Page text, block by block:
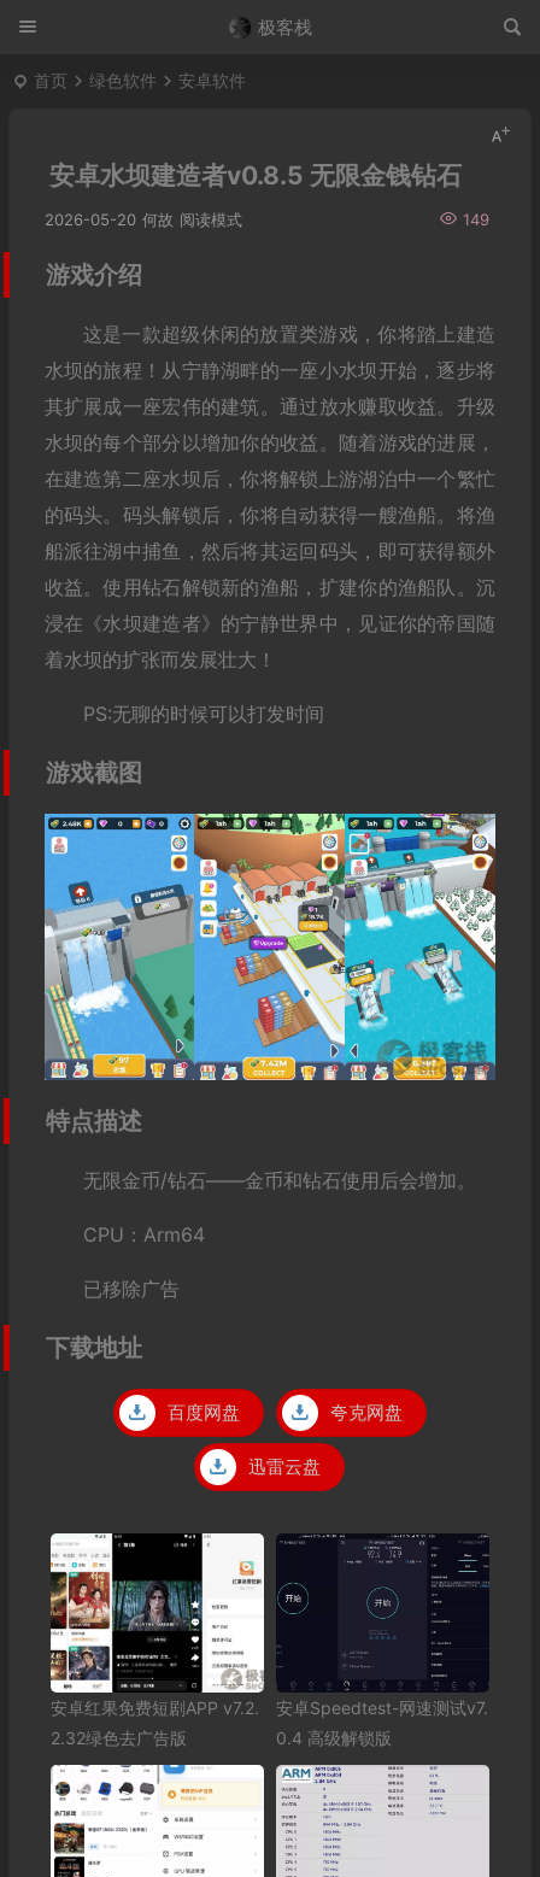
极客栈
首页 绿色软件 安卓软件
安卓水坝建造者v0.8.5 无限金钱钻石
2026-05-20 何故 149
阅读模式
游戏介绍
这是一款超级休闲的放置类游戏，你将踏上建造
水坝的旅程！从宁静湖畔的一座小水坝开始，逐步将
其扩展成一座宏伟的建筑。通过放水赚取收益。升级
水坝的每个部分以增加你的收益。随着游戏的进展，
在建造第二座水坝后，你将解锁上游湖泊中一个繁忙
的码头。码头解锁后，你将自动获得一艘渔船。将渔
船派往湖中捕鱼，然后将其运回码头，即可获得额外
收益。使用钻石解锁新的渔船，扩建你的渔船队。沉
浸在《水坝建造者》的宁静世界中，见证你的帝国随
着水坝的扩张而发展壮大！
PS:无聊的时候可以打发时间
游戏截图
特点描述
无限金币/钻石——金币和钻石使用后会增加。
CPU：Arm64
已移除广告
下载地址
百度网盘 夸克网盘
迅雷云盘
安卓红果免费短剧APP v7.2.
2.32绿色去广告版
安卓Speedtest-网速测试v7.
0.4 高级解锁版